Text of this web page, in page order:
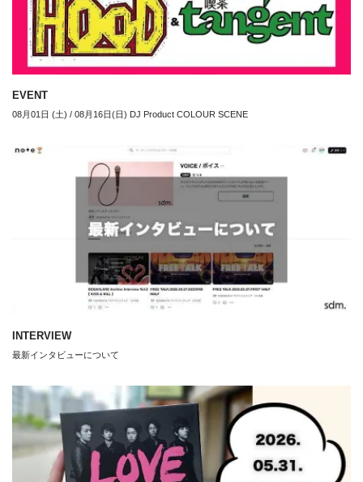
EVENT
08月01日 (土) / 08月16日(日) DJ Product COLOUR SCENE
INTERVIEW
最新インタビューについて